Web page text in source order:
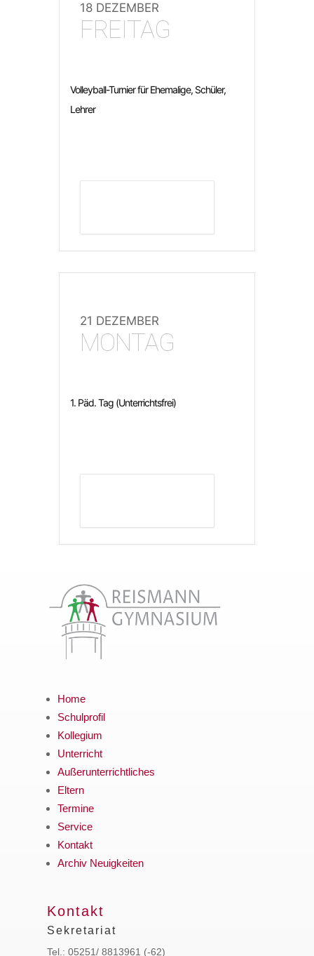
18 DEZEMBER
FREITAG
Volleyball-Turnier für Ehemalige, Schüler,
Lehrer
21 DEZEMBER
MONTAG
1. Päd. Tag (Unterrichtsfrei)
Home
Schulprofil
Kollegium
Unterricht
Außerunterrichtliches
Eltern
Termine
Service
Kontakt
Archiv Neuigkeiten
Kontakt
Sekretariat
Tel.: 05251/ 8813961 (-62)